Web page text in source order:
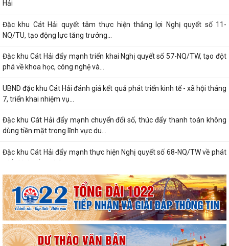
Hải
Đặc khu Cát Hải quyết tâm thực hiện thắng lợi Nghị quyết số 11-
NQ/TU, tạo động lực tăng trưởng...
Đặc khu Cát Hải đẩy mạnh triển khai Nghị quyết số 57-NQ/TW, tạo đột
phá về khoa học, công nghệ và...
UBND đặc khu Cát Hải đánh giá kết quả phát triển kinh tế - xã hội tháng
7, triển khai nhiệm vụ...
Đặc khu Cát Hải đẩy mạnh chuyển đổi số, thúc đẩy thanh toán không
dùng tiền mặt trong lĩnh vực du...
Đặc khu Cát Hải đẩy mạnh thực hiện Nghị quyết số 68-NQ/TW về phát
triển kinh tế tư nhân
Sinh hoạt chuyên đề gắn với học tập và làm theo Bác, nâng cao chất
lượng hoạt động của Chi bộ Cơ...
Lễ chào cờ tháng 8: Đặc khu Cát Hải tăng tốc thực hiện các nhiệm vụ
trọng tâm năm 2026